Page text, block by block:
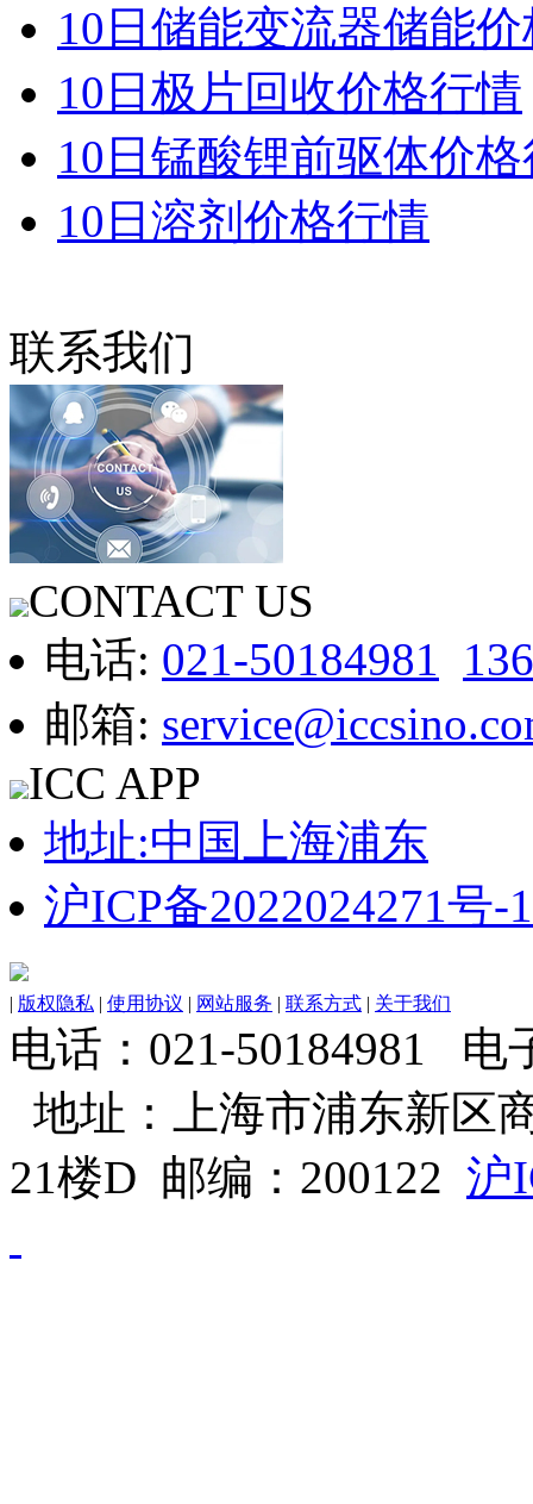
10日储能变流器储能
10日极片回收价格行情
10日锰酸锂前驱体价
10日溶剂价格行情
联系我们
CONTACT US
电话: 021-50184981
邮箱:
ICC APP
地址:中国上海浦东
沪ICP备2022024271号-1
| 版权隐私 | 使用协议 | 网站服务 | 联系方式 | 关于我们
电话：021-50184981 电
地址：上海市浦东新区
21楼D 邮编：200122 沪